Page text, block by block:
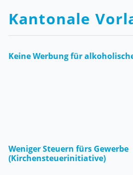
Kantonale
Keine Werbung für
Weniger Steuern fürs Gewerbe
(Kirchensteuerinitiative)